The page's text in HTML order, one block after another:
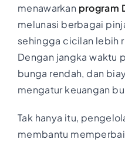
menawarkan program
melunasi berbagai
sehingga cicilan lebih
Dengan jangka waktu
bunga rendah, dan
mengatur keuangan
Tak hanya itu,
membantu